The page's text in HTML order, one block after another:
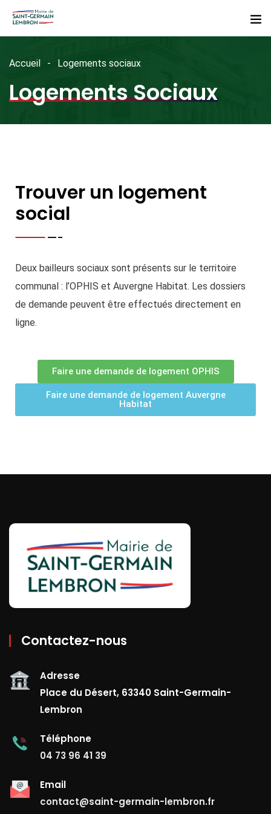
Accueil Logements sociaux
Logements Sociaux
Trouver un logement
social
Deux bailleurs sociaux sont présents sur le territoire
communal : l’OPHIS et Auvergne Habitat. Les dossiers
de demande peuvent être effectués directement en
ligne.
Faire une demande de logement OPHIS
Faire une demande de logement Auvergne
Habitat
Contactez-nous
Adresse
Place du Désert, 63340 Saint-Germain-
Lembron
Téléphone
04 73 96 41 39
Email
contact@saint-germain-lembron.fr